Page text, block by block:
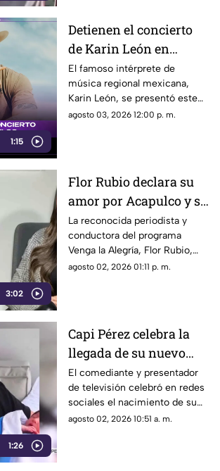
género regional mexicano.
1:15
Detienen el concierto
de Karin León en
Acapulco por
condiciones climáticas
El famoso intérprete de
música regional mexicana,
Karin León, se presentó este
fin de semana en Acapulco
agosto 03, 2026 12:00 p. m.
3:02
Flor Rubio declara su
amor por Acapulco y su
gastronomía
La reconocida periodista y
conductora del programa
Venga la Alegría, Flor Rubio,
reafirmó el profundo cariño y la
región como su “segunda
casa” y un refugio lleno de
recuerdos familiares.
agosto 02, 2026 01:11 p. m.
1:26
Capi Pérez celebra la
llegada de su nuevo
bebé entre lágrimas y
sonrisas
El comediante y presentador
de televisión celebró en redes
sociales el nacimiento de su
nuevo bebé junto a su esposa
agosto 02, 2026 10:51 a. m.